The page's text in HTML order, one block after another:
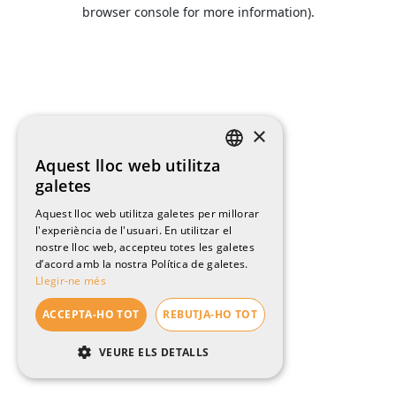
browser console for more information).
SPANISH
FRENCH
×
Aquest lloc web utilitza
galetes
Aquest lloc web utilitza galetes per millorar
l'experiència de l'usuari. En utilitzar el
nostre lloc web, accepteu totes les galetes
d’acord amb la nostra Política de galetes.
Llegir-ne més
ACCEPTA-HO TOT REBUTJA-HO TOT
VEURE ELS DETALLS
ESTRICTAMENT NECESSÀRIES